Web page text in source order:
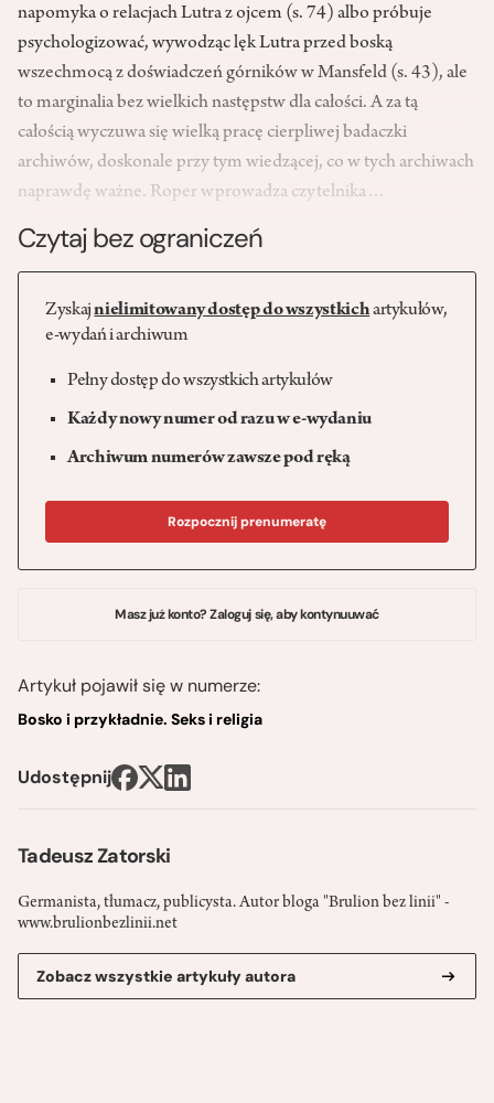
Tadeusz Zatorski
Germanista, tłumacz, publicysta. Autor bloga "Brulion bez linii" -
www.brulionbezlinii.net
Zobacz wszystkie artykuły autora
napomyka o relacjach Lutra z ojcem (s. 74) albo próbuje
psychologizować, wywodząc lęk Lutra przed boską
wszechmocą z doświadczeń górników w Mansfeld (s. 43), ale
to marginalia bez wielkich następstw dla całości. A za tą
całością wyczuwa się wielką pracę cierpliwej badaczki
archiwów, doskonale przy tym wiedzącej, co w tych archiwach
naprawdę ważne. Roper wprowadza czytelnika…
Czytaj bez ograniczeń
Zyskajnielimitowany dostęp do wszystkichartykułów,
e-wydań i archiwum
Pełny dostęp do wszystkich artykułów
Każdy nowy numer od razu w e-wydaniu
Archiwum numerów zawsze pod ręką
Rozpocznij prenumeratę
Masz już konto? Zaloguj się, aby kontynuuwać
Artykuł pojawił się w numerze:
Bosko i przykładnie. Seks i religia
Udostępnij